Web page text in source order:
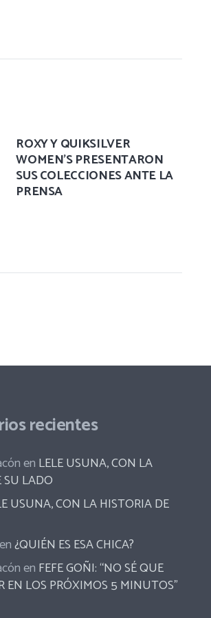
ROXY Y QUIKSILVER
WOMEN’S PRESENTARON
SUS COLECCIONES ANTE LA
PRENSA
recientes
en LELE USUNA, CON LA
SU LADO
USUNA, CON LA HISTORIA DE
en¿QUIÉN ES ESA CHICA?
en FEFE GOÑI: “NO SÉ QUE
EN LOS PRÓXIMOS 5 MINUTOS”